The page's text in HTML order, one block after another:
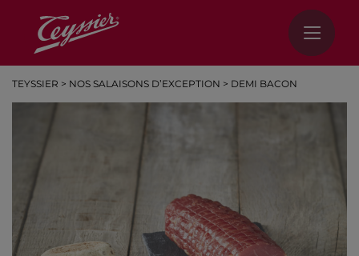
TEYSSIER > NOS SALAISONS D’EXCEPTION > DEMI BACON